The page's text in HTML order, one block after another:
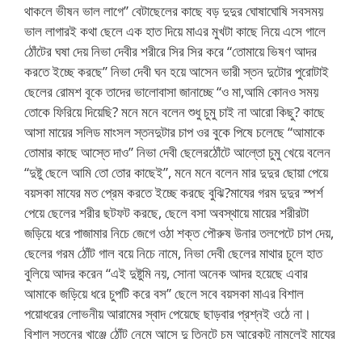
থাকলে ভীষন ভাল লাগে” বেটাছেলের কাছে বড় দুদুর ঘোষাঘোষি সবসময়
ভাল লাগারই কথা ছেলে এক হাত দিয়ে মাএর মুখটা কাছে নিয়ে এসে গালে
ঠোঁটের ঘষা দেয় নিভা দেবীর শরীরে সির সির করে “তোমায়ে ভিষণ আদর
করতে ইচ্ছে করছে” নিভা দেবী ঘন হয়ে আসেন ভারী স্তন দুটোর পুরোটাই
ছেলের রোমশ বূকে তাদের ভালোবাসা জানাচ্ছে “ও মা,আমি কোনও সময়
তোকে ফিরিয়ে দিয়েছি? মনে মনে বলেন শুধু চুমু চাই না আরো কিছু? কাছে
আসা মায়ের সলিড মাংসল স্তনদুটার চাপ ওর বুকে পিষে চলেছে “আমাকে
তোমার কাছে আস্তে দাও” নিভা দেবী ছেলেরঠোঁটে আল্তো চুমু খেয়ে বলেন
“দুষ্টু ছেলে আমি তো তোর কাছেই”, মনে মনে বলেন মার দুদুর ছোয়া পেয়ে
বয়সকা মাযের মত প্রেম করতে ইচ্ছে করছে বুঝি?মাযের গরম দুদুর স্পর্শ
পেয়ে ছেলের শরীর ছটফট করছে, ছেলে বসা অবস্থায়ে মায়ের শরীরটা
জড়িয়ে ধরে পাজামার নিচে জেগে ওঠা শক্ত পৌরুষ উনার তলপেটে চাপ দেয়,
ছেলের গরম ঠোঁট গাল বয়ে নিচে নামে, নিভা দেবী ছেলের মাথার চুলে হাত
বুলিয়ে আদর করেন “এই দুষ্টুমি নয়, সোনা অনেক আদর হয়েছে এবার
আমাকে জড়িয়ে ধরে চুপটি করে বস” ছেলে সবে বয়সকা মাএর বিশাল
পয়োধরের লোভনীয় আরামের স্বাদ পেয়েছে ছাড়বার প্রশ্নই ওঠে না।
বিশাল স্তনের খাঞ্জে ঠোঁট নেমে আসে দু তিনটে চুমু আরেকটু নামলেই মাযের